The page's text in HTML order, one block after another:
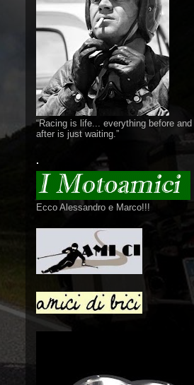
“Racing is life... everything before and
after is just waiting.”
.
Ecco Alessandro e Marco!!!